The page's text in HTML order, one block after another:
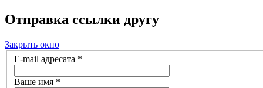
Отправка ссылки другу
Закрыть окно
E-mail адресата *
Ваше имя *